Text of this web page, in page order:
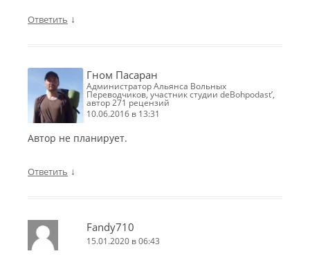
Ответить ↓
Гном Пасаран
Администратор Альянса Вольных
Переводчиков, участник студии deBohpodast’,
автор 271 рецензий
10.06.2016 в 13:31
Автор не планирует.
Ответить ↓
Fandy710
15.01.2020 в 06:43